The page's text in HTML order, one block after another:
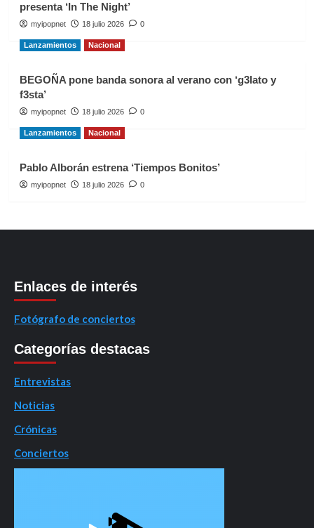
presenta ‘In The Night’
myipopnet 18 julio 2026 0
Lanzamientos Nacional
BEGOÑA pone banda sonora al verano con ‘g3lato y
f3sta’
myipopnet 18 julio 2026 0
Lanzamientos Nacional
Pablo Alborán estrena ‘Tiempos Bonitos’
myipopnet 18 julio 2026 0
Enlaces de interés
Fotógrafo de conciertos
Categorías destacas
Entrevistas
Noticias
Crónicas
Conciertos